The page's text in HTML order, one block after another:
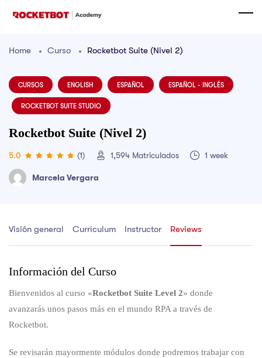
Home Curso Rocketbot Suite (Nivel 2)
CURSOS ENGLISH ESPAÑOL ESPAÑOL - INGLÉS
ROCKETBOT SUITE STUDIO
Rocketbot Suite (Nivel 2)
5.0 (1) 1,594 Matriculados 1 week
Marcela Vergara
Visión general Currículum Instructor Reviews
Información del Curso
Bienvenidos al curso «Rocketbot Suite Level 2» donde
avanzarás unos pasos más en el mundo RPA a través de
Rocketbot.
Se revisarán mayormente módulos donde podremos trabajar con